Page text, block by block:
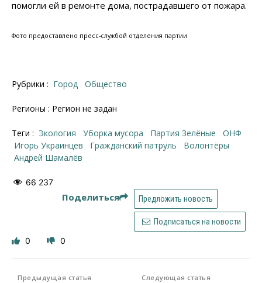
помогли ей в ремонте дома, пострадавшего от пожара.
Фото предоставлено пресс-службой отделения партии
Рубрики : Город Общество
Регионы : Регион не задан
Теги : экология уборка мусора партия Зелёные
ОНФ
Игорь Украинцев
гражданский патруль
волонтёры
Андрей Шамалёв
66 237
Поделиться Предложить новость
Подписаться на новости
0 0
Предыдущая статья Следующая статья